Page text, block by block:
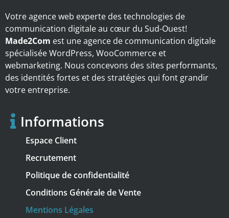
Votre agence web experte des technologies de
communication digitale au cœur du Sud-Ouest!
Made2Com est une agence de communication digitale
spécialisée WordPress, WooCommerce et
webmarketing. Nous concevons des sites performants,
des identités fortes et des stratégies qui font grandir
votre entreprise.
Informations
Espace Client
Recrutement
Politique de confidentialité
Conditions Générale de Vente
Mentions Légales